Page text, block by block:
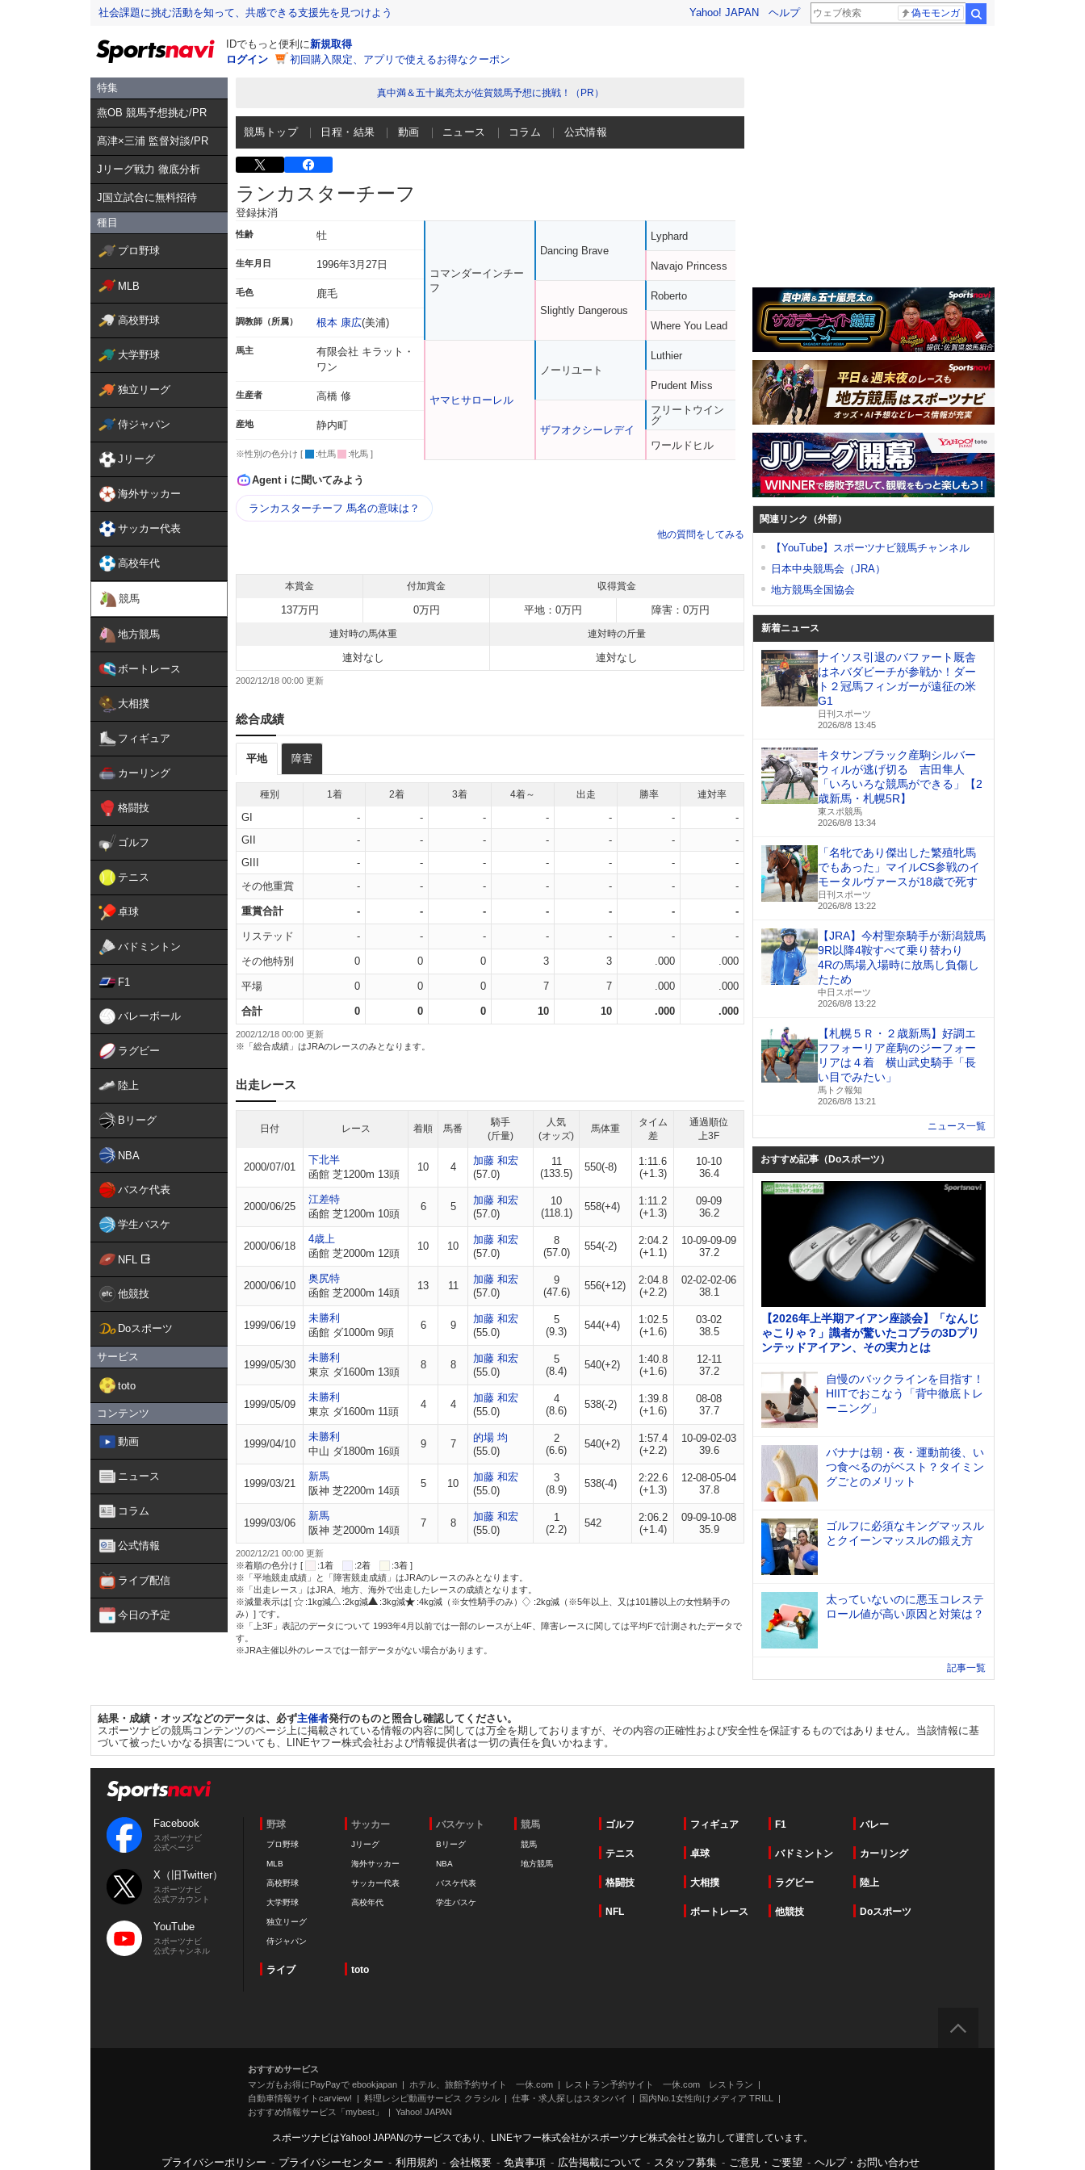
社会課題に挑む活動を知って、共感できる支援先を見つけよう Yahoo! JAPAN ヘルプ 偽モモンガ
IDでもっと便利に新規取得
ログイン
初回購入限定、アプリで使えるお得なクーポン
特集
燕OB 競馬予想挑む/PR
髙津×三浦 監督対談/PR
Jリーグ戦力 徹底分析
J国立試合に無料招待
種目
プロ野球
MLB
高校野球
大学野球
独立リーグ
侍ジャパン
Jリーグ
海外サッカー
サッカー代表
高校年代
競馬
地方競馬
ボートレース
大相撲
フィギュア
カーリング
格闘技
ゴルフ
テニス
卓球
バドミントン
F1
バレーボール
ラグビー
陸上
Bリーグ
NBA
バスケ代表
学生バスケ
NFL
他競技
Doスポーツ
サービス
toto
コンテンツ
動画
ニュース
コラム
公式情報
ライブ配信
今日の予定
真中満＆五十嵐亮太が佐賀競馬予想に挑戦！（PR）
競馬トップ 日程・結果 動画 ニュース コラム 公式情報
ランカスターチーフ
登録抹消
性齢 牡
生年月日 1996年3月27日
毛色 鹿毛
調教師（所属） 根本 康広(美浦)
馬主
有限会社 キラット・
ワン
生産者 高橋 修
産地 静内町
※性別の色分け [ :牡馬 :牝馬 ]
コマンダーインチー
フ
ヤマヒサローレル
Dancing Brave
Slightly Dangerous
ノーリユート
ザフオクシーレデイ
Lyphard
Navajo Princess
Roberto
Where You Lead
Luthier
Prudent Miss
フリートウイン
グ
ワールドヒル
Agent i に聞いてみよう
ランカスターチーフ 馬名の意味は？
他の質問をしてみる
本賞金 付加賞金 収得賞金
137万円 0万円 平地：0万円 障害：0万円
連対時の馬体重 連対時の斤量
連対なし 連対なし
2002/12/18 00:00
総合成績
平地 障害
種別 1着 2着 3着 4着～ 出走 勝率 連対率
GI - - - - - -
-
GII
- - - - - -
-
GIII
- - - - - -
-
その他重賞
- - - - - - -
重賞合計 - - - - - - -
リステッド - - - - - - -
その他特別 0 0 0 3 3 .000 .000
平場 0 0 0 7 7 .000 .000
合計 0 0 0 10 10 .000 .000
2002/12/18 00:00 更新
※「総合成績」はJRAのレースのみとなります。
出走レース
日付 レース 着順 馬番
騎手
(斤量)
人気
(オッズ)
馬体重
タイム
差
通過順位
上3F
2000/07/01
下北半
函館 芝1200m 13頭
10 4
加藤 和宏
(57.0)
11
(133.5)
550(-8)
1:11.6
(+1.3)
10-10
36.4
2000/06/25
江差特
函館 芝1200m 10頭
6 5
加藤 和宏
(57.0)
10
(118.1)
558(+4)
1:11.2
(+1.3)
09-09
36.2
2000/06/18
4歳上
函館 芝2000m 12頭
10 10
加藤 和宏
(57.0)
8
(57.0)
554(-2)
2:04.2
(+1.1)
10-09-09-09
37.2
2000/06/10
奥尻特
函館 芝2000m 14頭
13 11
加藤 和宏
(57.0)
9
(47.6)
556(+12)
2:04.8
(+2.2)
02-02-02-06
38.1
1999/06/19
未勝利
函館 ダ1000m 9頭
6 9
加藤 和宏
(55.0)
5
(9.3)
544(+4)
1:02.5
(+1.6)
03-02
38.5
1999/05/30
未勝利
東京 ダ1600m 13頭
8 8
加藤 和宏
(55.0)
5
(8.4)
540(+2)
1:40.8
(+1.6)
12-11
37.2
1999/05/09
未勝利
東京 ダ1600m 11頭
4 4
加藤 和宏
(55.0)
4
(8.6)
538(-2)
1:39.8
(+1.6)
08-08
37.7
1999/04/10
未勝利
中山 ダ1800m 16頭
9 7
的場 均
(55.0)
2
(6.6)
540(+2)
1:57.4
(+2.2)
10-09-02-03
39.6
1999/03/21
新馬
阪神 芝2200m 14頭
5 10
加藤 和宏
(55.0)
3
(8.9)
538(-4)
2:22.6
(+1.3)
12-08-05-04
37.8
1999/03/06
新馬
阪神 芝2000m 14頭
7 8
加藤 和宏
(55.0)
1
(2.2)
542
2:06.2
(+1.4)
09-09-10-08
35.9
2002/12/21 00:00 更新
※着順の色分け [
:1着 :2着
:3着 ]
※「平地競走成績」と「障害競走成績」はJRAのレースのみとなります。
※「出走レース」はJRA、地方、海外で出走したレースの成績となります。
※減量表示は[
:1kg減 :2kg減 :3kg減 :4kg減（※女性騎手のみ）
:2kg減（※5年以上、又は101勝以上の女性騎手の
み）] です。
※「上3F」表記のデータについて 1993年4月以前では一部のレースが上4F、障害レースに関しては平均Fで計測されたデータで
す。
※JRA主催以外のレースでは一部データがない場合があります。
関連リンク（外部）
【YouTube】スポーツナビ競馬チャンネル
日本中央競馬会（JRA）
地方競馬全国協会
新着ニュース
ナイソス引退のバファート厩舎
はネバダビーチが参戦か！ダー
ト２冠馬フィンガーが遠征の米
G1
日刊スポーツ
2026/8/8 13:45
キタサンブラック産駒シルバー
ウィルが逃げ切る 吉田隼人
「いろいろな競馬ができる」【2
歳新馬・札幌5R】
東スポ競馬
2026/8/8 13:34
「名牝であり傑出した繁殖牝馬
でもあった」マイルCS参戦のイ
モータルヴァースが18歳で死す
日刊スポーツ
2026/8/8 13:22
【JRA】今村聖奈騎手が新潟競馬
9R以降4鞍すべて乗り替わり
4Rの馬場入場時に放馬し負傷し
たため
中日スポーツ
2026/8/8 13:22
【札幌５Ｒ・２歳新馬】好調エ
フフォーリア産駒のジーフォー
リアは４着 横山武史騎手「長
い目でみたい」
馬トク報知
2026/8/8 13:21
ニュース一覧
おすすめ記事（Doスポーツ）
【2026年上半期アイアン座談会】「なんじ
ゃこりゃ？」識者が驚いたコブラの3Dプリ
ンテッドアイアン、その実力とは
自慢のバックラインを目指す！
HIITでおこなう「背中徹底トレ
ーニング」
バナナは朝・夜・運動前後、い
つ食べるのがベスト？タイミン
グごとのメリット
ゴルフに必須なキングマッスル
とクイーンマッスルの鍛え方
太っていないのに悪玉コレステ
ロール値が高い原因と対策は？
記事一覧
結果・成績・オッズなどのデータは、必ず主催者発行のものと照合し確認してください。
スポーツナビの競馬コンテンツのページ上に掲載されている情報の内容に関しては万全を期しておりますが、その内容の正確性および安全性を保証するものではありません。当該情報に基
づいて被ったいかなる損害についても、LINEヤフー株式会社および情報提供者は一切の責任を負いかねます。
Facebook
スポーツナビ
公式ページ
X（旧Twitter）
スポーツナビ
公式アカウント
YouTube
スポーツナビ
公式チャンネル
野球
プロ野球
MLB
高校野球
大学野球
独立リーグ
侍ジャパン
サッカー
Jリーグ
海外サッカー
サッカー代表
高校年代
バスケット
Bリーグ
NBA
バスケ代表
学生バスケ
競馬
競馬
地方競馬
ゴルフ フィギュア F1 バレー
テニス 卓球 バドミントン カーリング
格闘技 大相撲 ラグビー 陸上
NFL ボートレース 他競技 Doスポーツ
ライブ toto
おすすめサービス
マンガもお得にPayPayで ebookjapan
ホテル、旅館予約サイト 一休.com
レストラン予約サイト 一休.com レストラン
自動車情報サイトcarview!
料理レシピ動画サービス クラシル 仕事・求人探しはスタンバイ
国内No.1女性向けメディア TRILL
おすすめ情報サービス「mybest」
Yahoo! JAPAN
スポーツナビはYahoo! JAPANのサービスであり、LINEヤフー株式会社がスポーツナビ株式会社と協力して運営しています。
プライバシーポリシー - プライバシーセンター - 利用規約 - 会社概要 - 免責事項 - 広告掲載について - スタッフ募集 - ご意見・ご要望 - ヘルプ・お問い合わせ